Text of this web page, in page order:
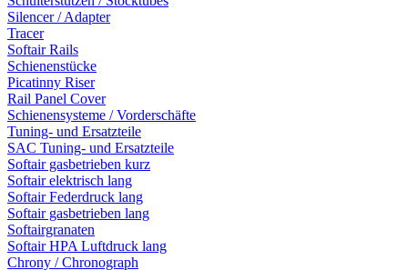
Silencer / Adapter
Tracer
Softair Rails
Schienenstücke
Picatinny Riser
Rail Panel Cover
Schienensysteme / Vorderschäfte
Tuning- und Ersatzteile
SAC Tuning- und Ersatzteile
Softair gasbetrieben kurz
Softair elektrisch lang
Softair Federdruck lang
Softair gasbetrieben lang
Softairgranaten
Softair HPA Luftdruck lang
Chrony / Chronograph